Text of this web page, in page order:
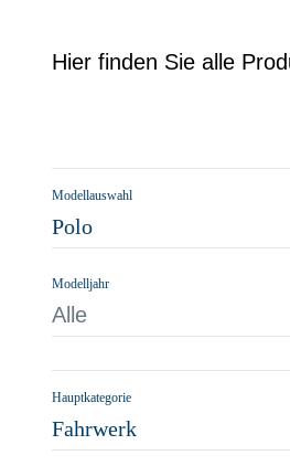
Hier finden Sie alle
Modellauswahl
Polo
Modelljahr
Alle
Hauptkategorie
Fahrwerk